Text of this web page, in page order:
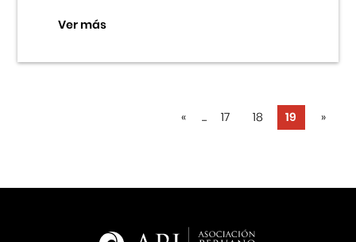
Ver más
« ... 17 18 19 »